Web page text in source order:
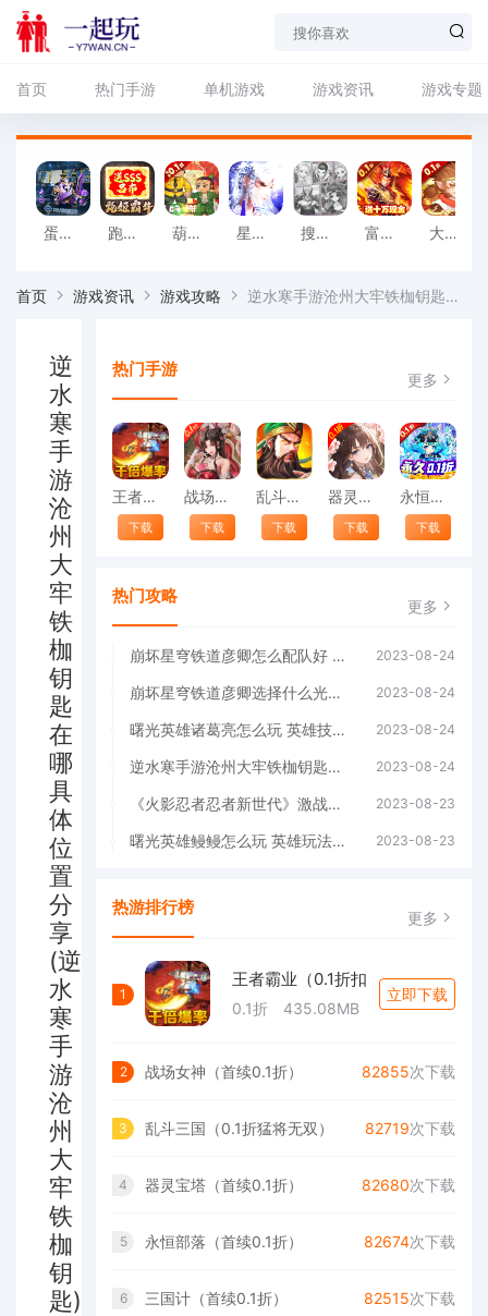
首页 热门手游 单机游戏 游戏资讯 游戏专题
蛋国志（送关云蛋刷充）变态版 跑跑军团（1元秒杀甄姬霸牛）变态版 葫芦兄弟：七子降妖（高倍代金返利版）变态版 星云纪（内置修改全民狂飙）变态版 搜仙记（送宇文拓GM商城）变态版 富甲萌国（0.1折）变态版 大圣外传（首续0.1折）变态版
首页 游戏资讯 游戏攻略 逆水寒手游沧州大牢铁枷钥匙在哪 具体位置分享(逆水寒手游沧州大牢铁枷钥匙)
逆
水
寒
手
游
沧
州
大
牢
铁
枷
钥
匙
在
哪
具
体
位
置
分
享
(逆
水
寒
手
游
沧
州
大
牢
铁
枷
钥
匙)
热门手游 更多
王者霸业（0.1折扣版）
下载
战场女神（首续0.1折）
下载
乱斗三国（0.1折猛将无双）
下载
器灵宝塔（首续0.1折）
下载
永恒部落（首续0.1折）
下载
热门攻略 更多
崩坏星穹铁道彦卿怎么配队好 阵容搭配攻略(崩坏星穹铁道彦卿培养攻略) 2023-08-24
崩坏星穹铁道彦卿选择什么光锥好 最佳光锥推荐(崩坏星穹铁道彦卿光锥) 2023-08-24
曙光英雄诸葛亮怎么玩 英雄技能搭配(曙光英雄诸葛亮怎么玩) 2023-08-24
逆水寒手游沧州大牢铁枷钥匙在哪 具体位置分享(逆水寒手游沧州大牢铁枷钥匙) 2023-08-24
《火影忍者忍者新世代》激战九尾玩法介绍&阵容推荐(火影忍者忍者新世代新区开服2023) 2023-08-23
曙光英雄鳗鳗怎么玩 英雄玩法介绍(曙光英雄免费领取5000龙晶) 2023-08-23
热游排行榜 更多
1
王者霸业（0.1折扣
0.1折 435.08MB
立即下载
2 战场女神（首续0.1折） 82855次下载
3 乱斗三国（0.1折猛将无双） 82719次下载
4 器灵宝塔（首续0.1折） 82680次下载
5 永恒部落（首续0.1折） 82674次下载
6 三国计（首续0.1折） 82515次下载